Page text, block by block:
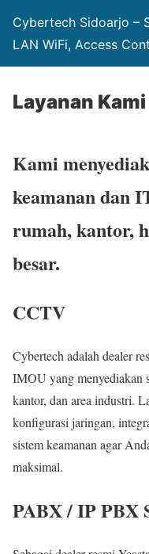
Cybertech Sidoarjo –
LAN WiFi, Access
Layanan Kami
Kami
keamanan dan
rumah, kantor,
besar.
CCTV
Cybertech adalah dealer
IMOU yang menyediakan
kantor, dan area industri.
konfigurasi jaringan,
sistem keamanan agar
maksimal.
PABX / IP PBX